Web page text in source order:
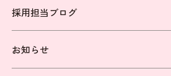
採用担当ブログ
お知らせ